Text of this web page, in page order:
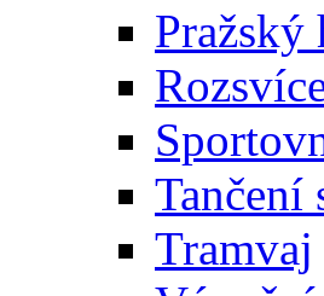
Pražský
Tančení
Tramvaj